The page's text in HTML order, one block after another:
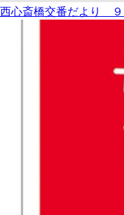
西心斎橋交番だより